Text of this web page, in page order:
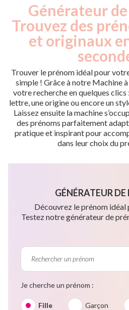
Générateur
Trouvez des
et originaux
Trouver le prénom idéal pour
simple ! Grâce à notre Machine
votre recherche en quelques clics
lettre, une origine ou encore un
Laissez ensuite la machine
des prénoms parfaitement
pratique et inspirant pour
dans leur choix du
GÉNÉRATEUR
Découvrez le prénom
Testez notre générateur de
Je cherche un prénom :
Fille Garçon